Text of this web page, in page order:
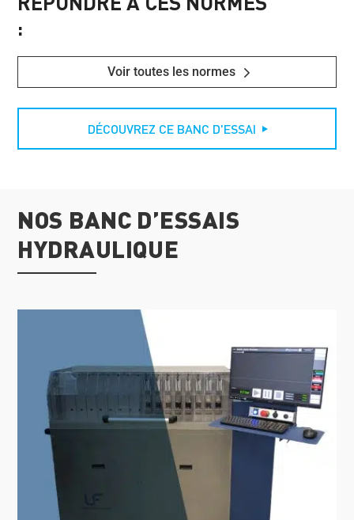
:
Voir toutes les normes
DÉCOUVREZ CE BANC D'ESSAI
NOS BANC D’ESSAIS
HYDRAULIQUE